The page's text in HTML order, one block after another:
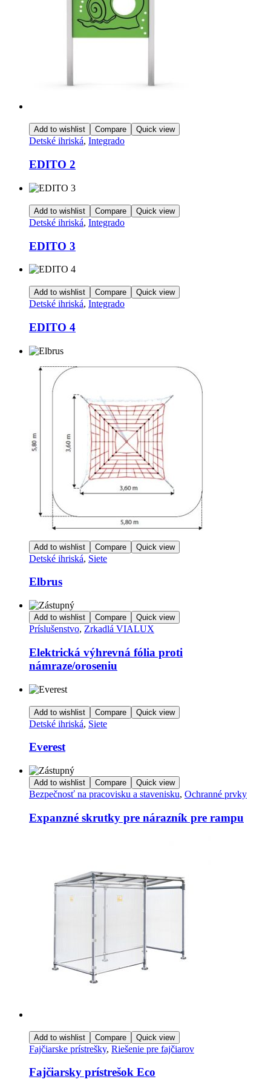
Add to wishlist Compare Quick view
Detské ihriská, Integrado
EDITO 2
Add to wishlist Compare Quick view
Detské ihriská, Integrado
EDITO 3
Add to wishlist Compare Quick view
Detské ihriská, Integrado
EDITO 4
Add to wishlist Compare Quick view
Detské ihriská, Siete
Elbrus
Add to wishlist Compare Quick view
Príslušenstvo, Zrkadlá VIALUX
Elektrická výhrevná fólia proti
námraze/oroseniu
Add to wishlist Compare Quick view
Detské ihriská, Siete
Everest
Add to wishlist Compare Quick view
Bezpečnosť na pracovisku a stavenisku, Ochranné prvky
Expanzné skrutky pre nárazník pre rampu
Add to wishlist Compare Quick view
Fajčiarske prístrešky, Riešenie pre fajčiarov
Fajčiarsky prístrešok Eco